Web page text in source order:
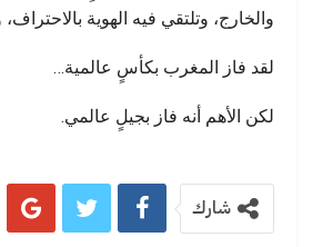
والخارج، وتلتقي فيه الهوية
لقد فاز المغرب بكأسٍ عالمية…
لكن الأهم أنه فاز بجيلٍ عالمي.
شارك